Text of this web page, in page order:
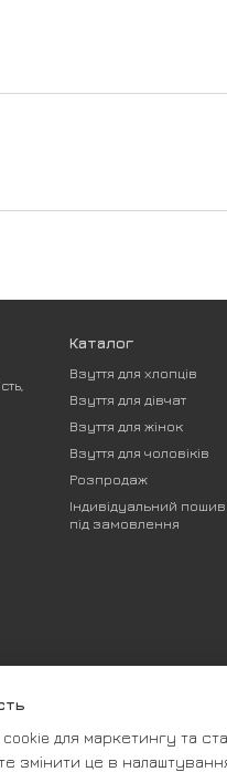
Каталог
Взуття для хлопців
Взуття для дівчат
Взуття для жінок
Взуття для чоловіків
Розпродаж
Індивідуальний пошив
під замовлення
для маркетингу та
змінити це в